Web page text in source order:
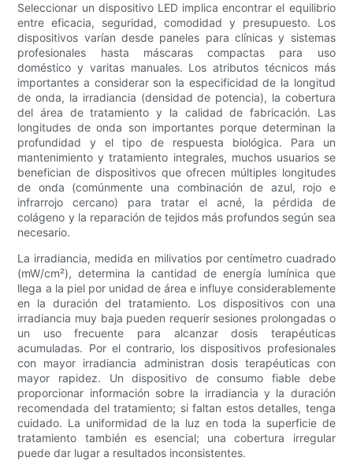
Seleccionar un dispositivo LED implica encontrar el equilibrio
entre eficacia, seguridad, comodidad y presupuesto. Los
dispositivos varían desde paneles para clínicas y sistemas
profesionales hasta máscaras compactas para uso
doméstico y varitas manuales. Los atributos técnicos más
importantes a considerar son la especificidad de la longitud
de onda, la irradiancia (densidad de potencia), la cobertura
del área de tratamiento y la calidad de fabricación. Las
longitudes de onda son importantes porque determinan la
profundidad y el tipo de respuesta biológica. Para un
mantenimiento y tratamiento integrales, muchos usuarios se
benefician de dispositivos que ofrecen múltiples longitudes
de onda (comúnmente una combinación de azul, rojo e
infrarrojo cercano) para tratar el acné, la pérdida de
colágeno y la reparación de tejidos más profundos según sea
necesario.
La irradiancia, medida en milivatios por centímetro cuadrado
(mW/cm²), determina la cantidad de energía lumínica que
llega a la piel por unidad de área e influye considerablemente
en la duración del tratamiento. Los dispositivos con una
irradiancia muy baja pueden requerir sesiones prolongadas o
un uso frecuente para alcanzar dosis terapéuticas
acumuladas. Por el contrario, los dispositivos profesionales
con mayor irradiancia administran dosis terapéuticas con
mayor rapidez. Un dispositivo de consumo fiable debe
proporcionar información sobre la irradiancia y la duración
recomendada del tratamiento; si faltan estos detalles, tenga
cuidado. La uniformidad de la luz en toda la superficie de
tratamiento también es esencial; una cobertura irregular
puede dar lugar a resultados inconsistentes.